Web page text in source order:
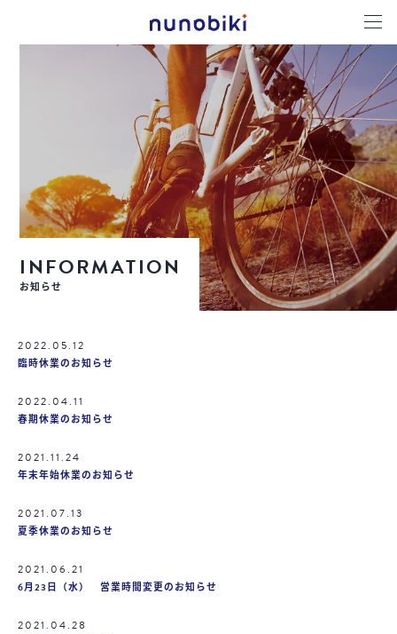
INFORMATION
お知らせ
2022.05.12
臨時休業のお知らせ
2022.04.11
春期休業のお知らせ
2021.11.24
年末年始休業のお知らせ
2021.07.13
夏季休業のお知らせ
2021.06.21
6月23日（水） 営業時間変更のお知らせ
2021.04.28